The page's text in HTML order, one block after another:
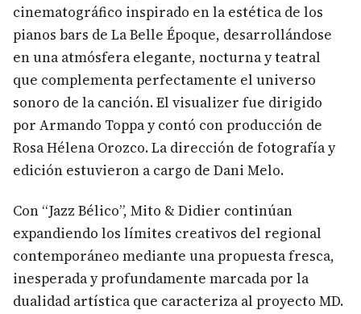
cinematográfico inspirado en la estética de los
pianos bars de La Belle Époque, desarrollándose
en una atmósfera elegante, nocturna y teatral
que complementa perfectamente el universo
sonoro de la canción. El visualizer fue dirigido
por Armando Toppa y contó con producción de
Rosa Hélena Orozco. La dirección de fotografía y
edición estuvieron a cargo de Dani Melo.
Con “Jazz Bélico”, Mito & Didier continúan
expandiendo los límites creativos del regional
contemporáneo mediante una propuesta fresca,
inesperada y profundamente marcada por la
dualidad artística que caracteriza al proyecto MD.